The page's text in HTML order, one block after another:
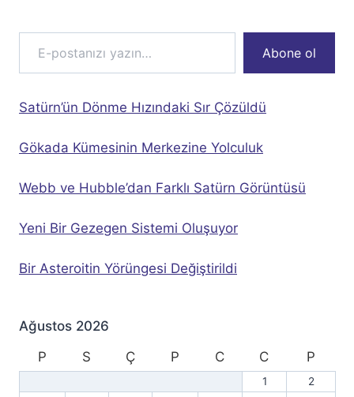
E-postanızı yazın…
Abone ol
Satürn’ün Dönme Hızındaki Sır Çözüldü
Gökada Kümesinin Merkezine Yolculuk
Webb ve Hubble’dan Farklı Satürn Görüntüsü
Yeni Bir Gezegen Sistemi Oluşuyor
Bir Asteroitin Yörüngesi Değiştirildi
Ağustos 2026
P
S Ç P C C P
1
2